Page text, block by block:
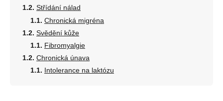
Střídání nálad
Chronická migréna
Svědění kůže
Fibromyalgie
Chronická únava
Intolerance na laktózu